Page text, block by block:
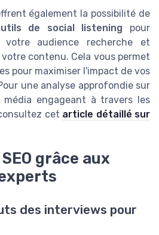
également la possibilité de
de social listening pour
votre audience recherche et
contenu. Cela vous permet
pour maximiser l'impact de vos
une analyse approfondie sur
engageant à travers les
cet article détaillé sur
grâce aux
des interviews pour